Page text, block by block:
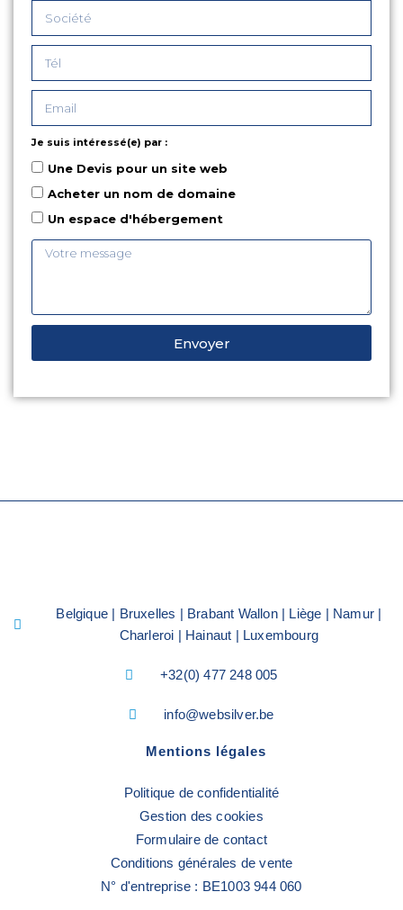
Je suis intéressé(e) par :
Une Devis pour un site web
Acheter un nom de domaine
Un espace d'hébergement
Envoyer
Belgique | Bruxelles | Brabant Wallon | Liège | Namur |
Charleroi | Hainaut | Luxembourg
+32(0) 477 248 005
info@websilver.be
Mentions légales
Politique de confidentialité
Gestion des cookies
Formulaire de contact
Conditions générales de vente
N° d'entreprise : BE1003 944 060